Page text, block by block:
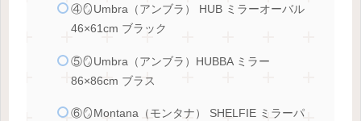
④🪞Umbra（アンブラ） HUB ミラーオーバル
46×61cm ブラック
⑤🪞Umbra（アンブラ）HUBBA ミラー
86×86cm ブラス
⑥🪞Montana（モンタナ） SHELFIE ミラーパ